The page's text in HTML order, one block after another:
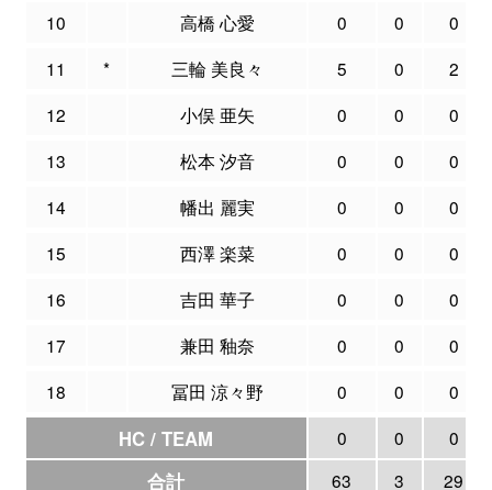
10 高橋 心愛 0 0
0
11
* 三輪 美良々 5 0
2
12
小俣 亜矢 0 0
0
13
松本 汐音 0 0
0
14
幡出 麗実 0 0
0
15
西澤 楽菜 0 0
0
16
吉田 華子 0 0
0
17
兼田 釉奈 0 0
0
18
冨田 涼々野 0 0 0
HC / TEAM 0 0 0
合計 63 3 29